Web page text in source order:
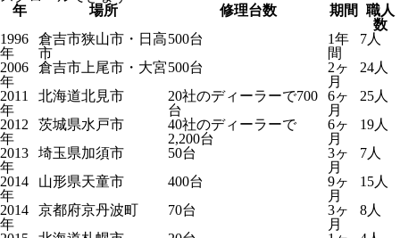
年
場所 修理台数 期間
職人
数
1996
年
倉吉市狭山市・日高
市
500台
1年
間
7人
2006
年
倉吉市上尾市・大宮500台
2ヶ
月
24人
2011
年
北海道北見市
20社のディーラーで700
台
6ヶ
月
25人
2012
年
茨城県水戸市
40社のディーラーで
2,200台
6ヶ
月
19人
2013
年
埼玉県加須市 50台
3ヶ
月
7人
2014
年
山形県天童市 400台
9ヶ
月
15人
2014
年
京都府京丹波町 70台
3ヶ
月
8人